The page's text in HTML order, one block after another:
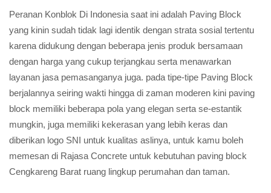
Peranan Konblok Di Indonesia saat ini adalah Paving Block
yang kinin sudah tidak lagi identik dengan strata sosial tertentu
karena didukung dengan beberapa jenis produk bersamaan
dengan harga yang cukup terjangkau serta menawarkan
layanan jasa pemasanganya juga. pada tipe-tipe Paving Block
berjalannya seiring wakti hingga di zaman moderen kini paving
block memiliki beberapa pola yang elegan serta se-estantik
mungkin, juga memiliki kekerasan yang lebih keras dan
diberikan logo SNI untuk kualitas aslinya, untuk kamu boleh
memesan di Rajasa Concrete untuk kebutuhan paving block
Cengkareng Barat ruang lingkup perumahan dan taman.